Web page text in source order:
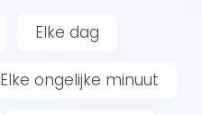
Elke dag
Elke ongelijke minuut